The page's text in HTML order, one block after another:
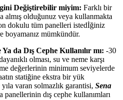
Değiştirebilir miyim: Farklı bir
almış olduğunuz veya kullanmakta
dokulu tüm panelleri istedİğiniz
boyamanız mümkündür.
da Dış Cephe Kullanılır mı: -30
olması, su ve neme karşı
değerlerinin minimum seviyelerde
statiğine ekstra bir yük
varan solmazlık garantisi, Sena
dış cephe kullanımları